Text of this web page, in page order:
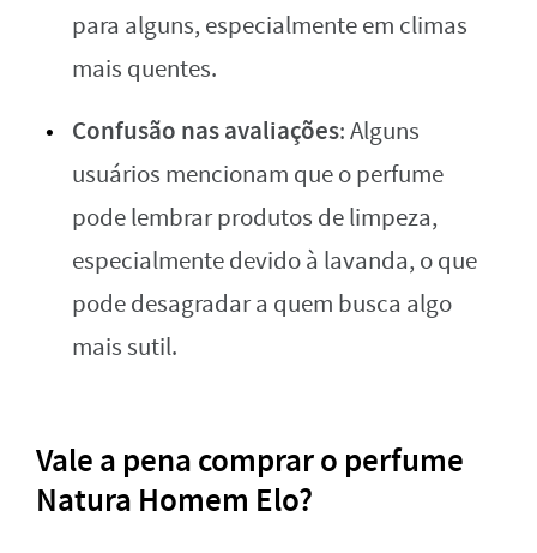
para alguns, especialmente em climas
mais quentes.
Confusão nas avaliações: Alguns
usuários mencionam que o perfume
pode lembrar produtos de limpeza,
especialmente devido à lavanda, o que
pode desagradar a quem busca algo
mais sutil.
Vale a pena comprar o perfume
Natura Homem Elo?